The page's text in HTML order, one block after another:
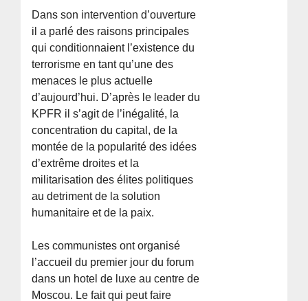
Dans son intervention d’ouverture
il a parlé des raisons principales
qui conditionnaient l’existence du
terrorisme en tant qu’une des
menaces le plus actuelle
d’aujourd’hui. D’après le leader du
KPFR il s’agit de l’inégalité, la
concentration du capital, de la
montée de la popularité des idées
d’extrême droites et la
militarisation des élites politiques
au detriment de la solution
humanitaire et de la paix.
Les communistes ont organisé
l’accueil du premier jour du forum
dans un hotel de luxe au centre de
Moscou. Le fait qui peut faire